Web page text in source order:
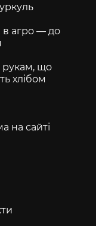
в агро — до
рукам, що
хлібом
на сайті